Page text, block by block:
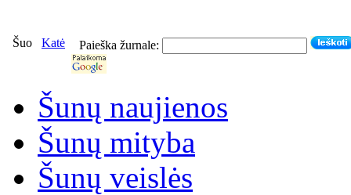
Šuo Katė Paieška žurnale:
Šunų naujienos
Šunų mityba
Šunų veislės